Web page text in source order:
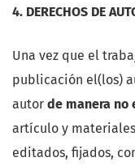
4. DERECHOS DE
Una vez que el
publicación el(los)
autor de manera no
artículo y
editados, fijados,